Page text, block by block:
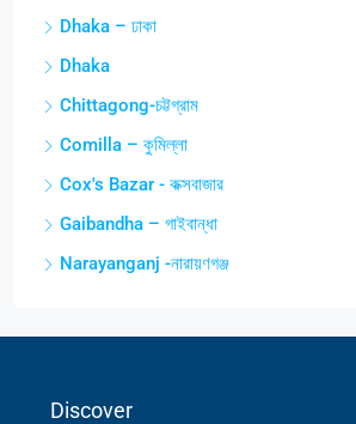
Dhaka – ঢাকা
Dhaka
Chittagong-চট্টগ্রাম
Comilla – কুমিল্লা
Cox's Bazar - কক্সবাজার
Gaibandha – গাইবান্ধা
Narayanganj -নারায়ণগঞ্জ
Discover